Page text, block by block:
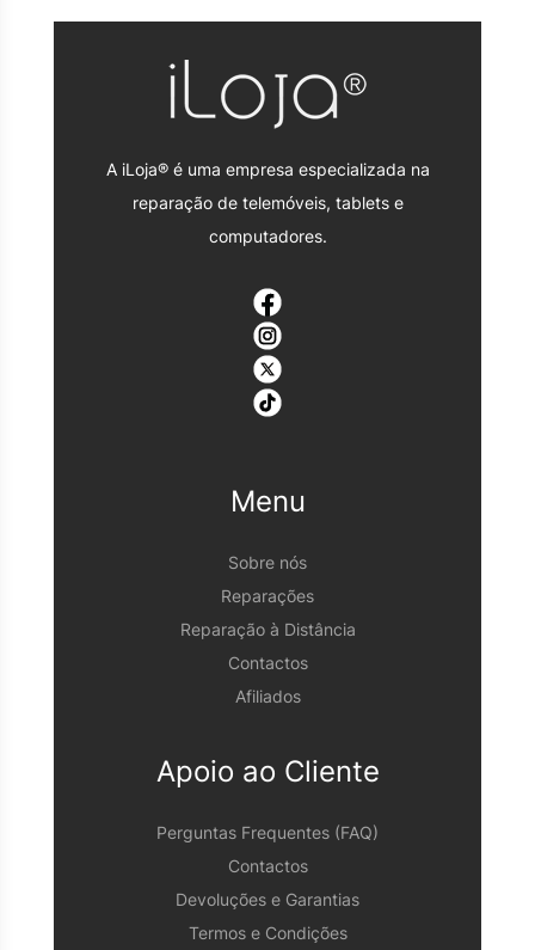
A iLoja® é uma empresa especializada na
reparação de telemóveis, tablets e
computadores.
Menu
Sobre nós
Reparações
Reparação à Distância
Contactos
Afiliados
Apoio ao Cliente
Perguntas Frequentes (FAQ)
Contactos
Devoluções e Garantias
Termos e Condições